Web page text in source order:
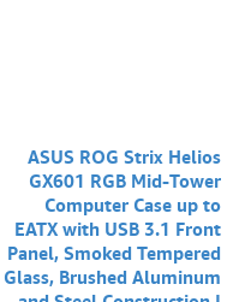
ASUS ROG Strix Helios
GX601 RGB Mid-Tower
Computer Case up to
EATX with USB 3.1 Front
Panel, Smoked Tempered
Glass, Brushed Aluminum